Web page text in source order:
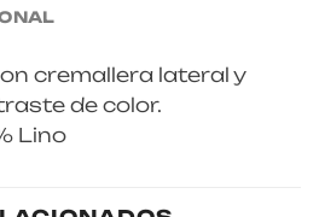
cremallera lateral y
de color.
Lino